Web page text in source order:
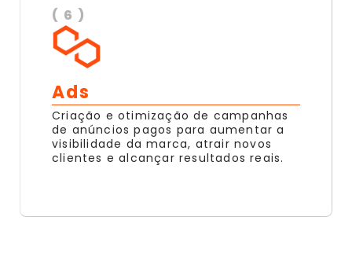
( 6 )
Ads
Criação e otimização de campanhas
de anúncios pagos para aumentar a
visibilidade da marca, atrair novos
clientes e alcançar resultados reais.